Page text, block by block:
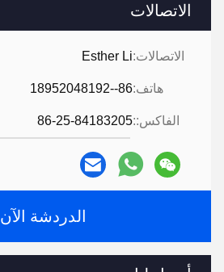
الاتصالات
الاتصالات:Esther Li
هاتف:86--18952048192
الفاكس::86-25-84183205
الدردشة الآن